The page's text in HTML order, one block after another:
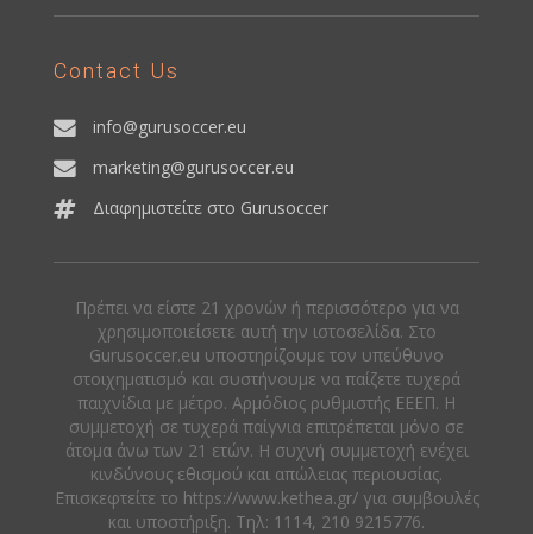
Contact Us
info@gurusoccer.eu
marketing@gurusoccer.eu
Διαφημιστείτε στο Gurusoccer
Πρέπει να είστε 21 χρονών ή περισσότερο για να
χρησιμοποιείσετε αυτή την ιστοσελίδα. Στο
Gurusoccer.eu υποστηρίζουμε τον υπεύθυνο
στοιχηματισμό και συστήνουμε να παίζετε τυχερά
παιχνίδια με μέτρο. Αρμόδιος ρυθμιστής ΕΕΕΠ. Η
συμμετοχή σε τυχερά παίγνια επιτρέπεται μόνο σε
άτομα άνω των 21 ετών. Η συχνή συμμετοχή ενέχει
κινδύνους εθισμού και απώλειας περιουσίας.
Eπισκεφτείτε το https://www.kethea.gr/ για συμβουλές
και υποστήριξη. Tηλ: 1114, 210 9215776.